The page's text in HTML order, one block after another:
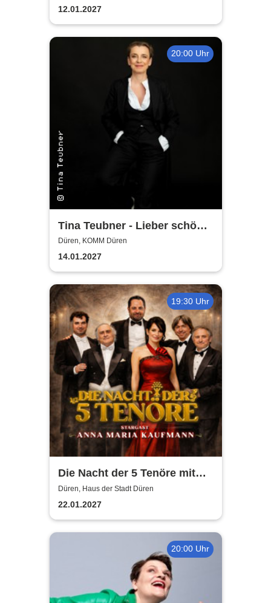
12.01.2027
20:00 Uhr
Tina Teubner - Lieber schön
alt werden als hässlich jung
bleiben
Düren, KOMM Düren
14.01.2027
19:30 Uhr
Die Nacht der 5 Tenöre mit
Anna Maria Kaufmann
Düren, Haus der Stadt Düren
22.01.2027
20:00 Uhr